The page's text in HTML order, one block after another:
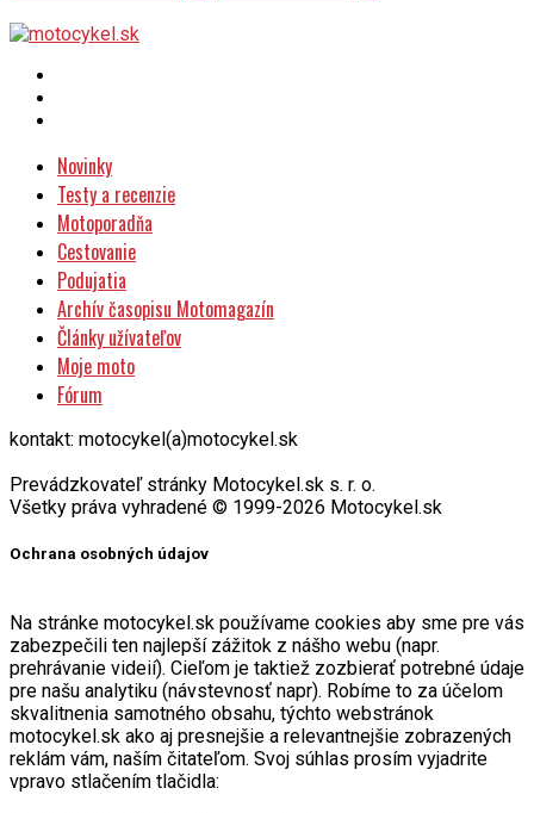
Novinky
Testy a recenzie
Motoporadňa
Cestovanie
Podujatia
Archív časopisu Motomagazín
Články užívateľov
Moje moto
Fórum
kontakt: motocykel(a)motocykel.sk
Prevádzkovateľ stránky Motocykel.sk s. r. o.
Všetky práva vyhradené © 1999-2026 Motocykel.sk
Ochrana osobných údajov
Na stránke motocykel.sk používame cookies aby sme pre vás
zabezpečili ten najlepší zážitok z nášho webu (napr.
prehrávanie videií). Cieľom je taktiež zozbierať potrebné údaje
pre našu analytiku (návstevnosť napr). Robíme to za účelom
skvalitnenia samotného obsahu, týchto webstránok
motocykel.sk ako aj presnejšie a relevantnejšie zobrazených
reklám vám, naším čitateľom. Svoj súhlas prosím vyjadrite
vpravo stlačením tlačidla: